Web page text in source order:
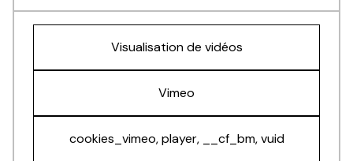
Visualisation de vidéos
Vimeo
cookies_vimeo, player, __cf_bm, vuid